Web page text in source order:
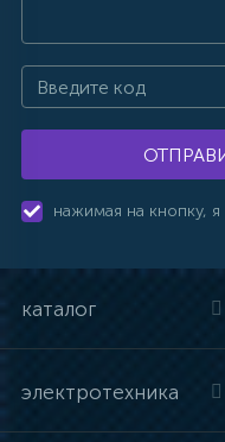
нажимая на кнопку,
каталог
электротехника